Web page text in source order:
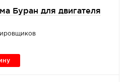
Буран для двигателя